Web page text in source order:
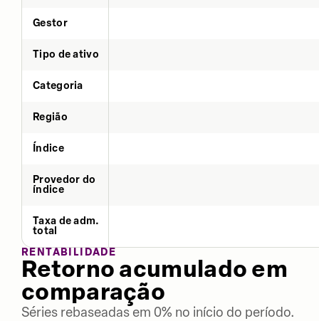
Gestor
Tipo de ativo
Categoria
Região
Índice
Provedor do
índice
Taxa de adm.
total
RENTABILIDADE
Retorno acumulado em
comparação
Séries rebaseadas em 0% no início do período.